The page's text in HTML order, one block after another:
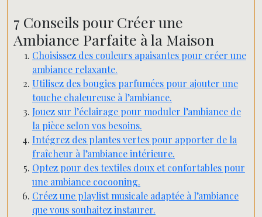
7 Conseils pour Créer une
Ambiance Parfaite à la Maison
Choisissez des couleurs apaisantes pour créer une
ambiance relaxante.
Utilisez des bougies parfumées pour ajouter une
touche chaleureuse à l’ambiance.
Jouez sur l’éclairage pour moduler l’ambiance de
la pièce selon vos besoins.
Intégrez des plantes vertes pour apporter de la
fraîcheur à l’ambiance intérieure.
Optez pour des textiles doux et confortables pour
une ambiance cocooning.
Créez une playlist musicale adaptée à l’ambiance
que vous souhaitez instaurer.